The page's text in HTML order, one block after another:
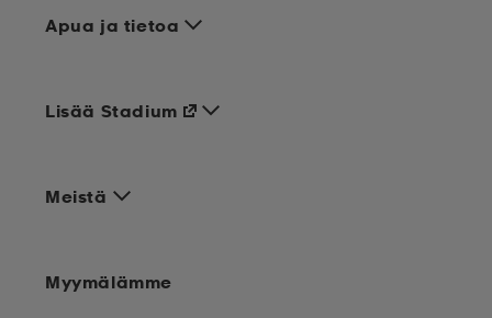
Apua ja tietoa
Meistä
Lisää Stadium
Myymälämme